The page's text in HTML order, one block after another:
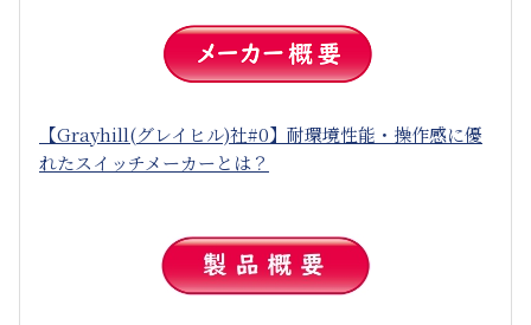
【Grayhill(グレイヒル)社#0】耐環境性能・操作感に優
れたスイッチメーカーとは？